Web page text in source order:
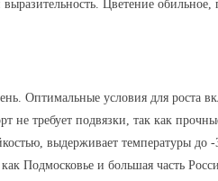
Цветение
Оптимальные условия для
требует подвязки, так как
выдерживает температуры
Подмосковье и большая часть